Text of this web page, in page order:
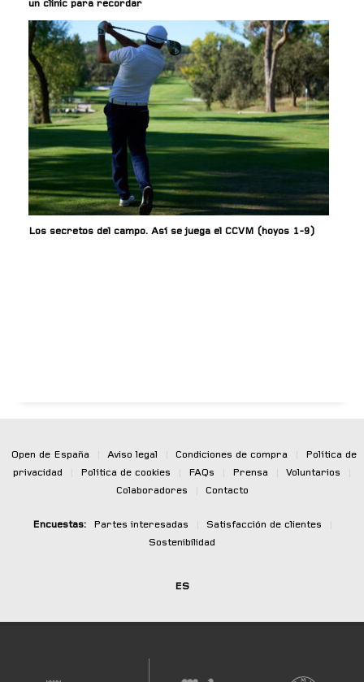
un clinic para recordar
Los secretos del campo. Así se juega el CCVM (hoyos 1-9)
Open de España Aviso legal Condiciones de compra
Política de
privacidad
Política de cookies FAQs Prensa Voluntarios
Colaboradores
Contacto
Encuestas: Partes interesadas Satisfacción de clientes
Sostenibilidad
ES